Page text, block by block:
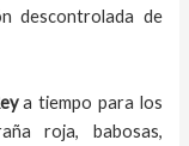
descontrolada de
a tiempo para los
roja, babosas,